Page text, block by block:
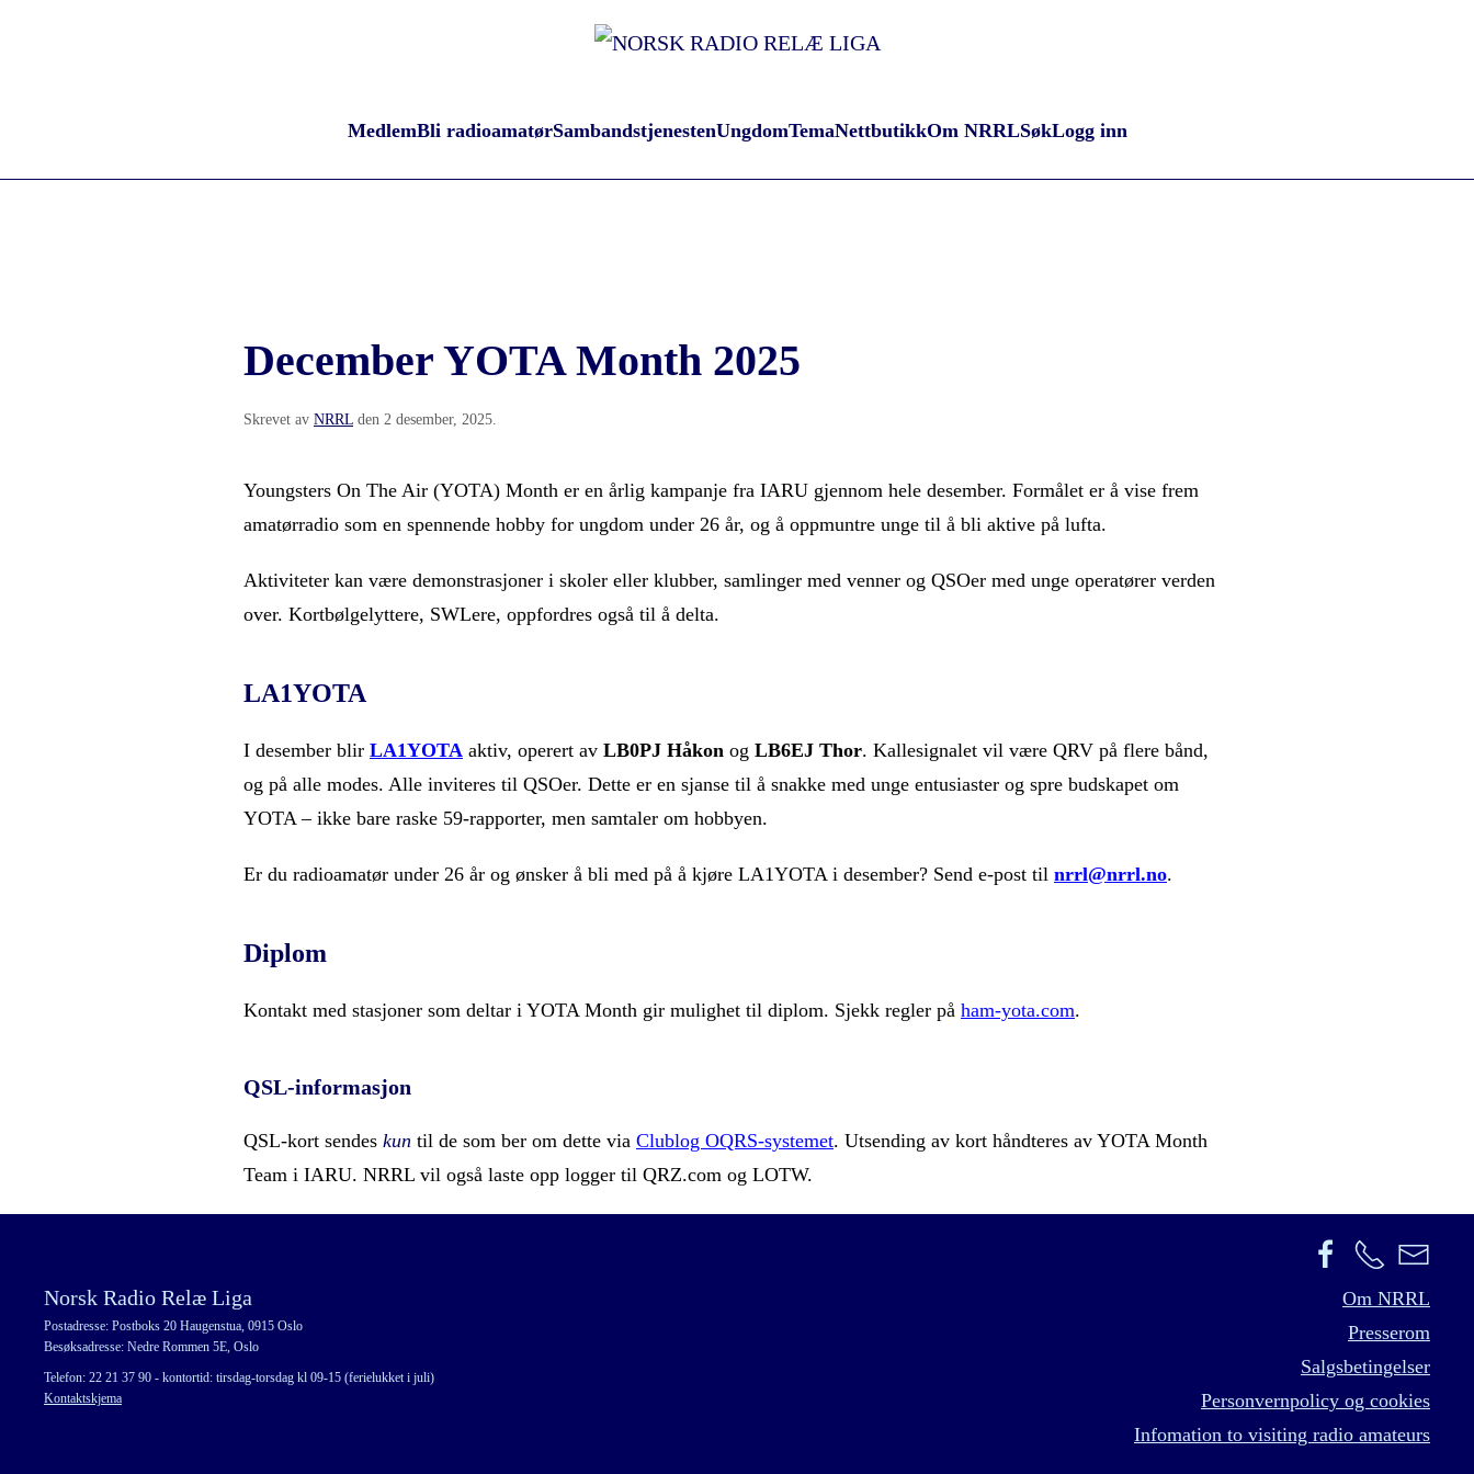
MedlemBli radioamatørSambandstjenestenUngdomTemaNettbutikkOm NRRLSøkLogg inn
December YOTA Month 2025
Skrevet av NRRL den 2 desember, 2025.
Youngsters On The Air (YOTA) Month er en årlig kampanje fra IARU gjennom hele desember. Formålet er å vise frem
amatørradio som en spennende hobby for ungdom under 26 år, og å oppmuntre unge til å bli aktive på lufta.
Aktiviteter kan være demonstrasjoner i skoler eller klubber, samlinger med venner og QSOer med unge operatører verden
over. Kortbølgelyttere, SWLere, oppfordres også til å delta.
LA1YOTA
I desember blir LA1YOTA aktiv, operert av LB0PJ Håkon og LB6EJ Thor. Kallesignalet vil være QRV på flere bånd,
og på alle modes. Alle inviteres til QSOer. Dette er en sjanse til å snakke med unge entusiaster og spre budskapet om
YOTA – ikke bare raske 59-rapporter, men samtaler om hobbyen.
Er du radioamatør under 26 år og ønsker å bli med på å kjøre LA1YOTA i desember? Send e-post til nrrl@nrrl.no.
Diplom
Kontakt med stasjoner som deltar i YOTA Month gir mulighet til diplom. Sjekk regler på ham-yota.com.
QSL-informasjon
QSL-kort sendes kun til de som ber om dette via Clublog OQRS-systemet. Utsending av kort håndteres av YOTA Month
Team i IARU. NRRL vil også laste opp logger til QRZ.com og LOTW.
Norsk Radio Relæ Liga
Postadresse: Postboks 20 Haugenstua, 0915 Oslo
Besøksadresse: Nedre Rommen 5E, Oslo
Telefon: 22 21 37 90 - kontortid: tirsdag-torsdag kl 09-15 (ferielukket i juli)
Kontaktskjema
Om NRRL
Presserom
Salgsbetingelser
Personvernpolicy og cookies
Infomation to visiting radio amateurs